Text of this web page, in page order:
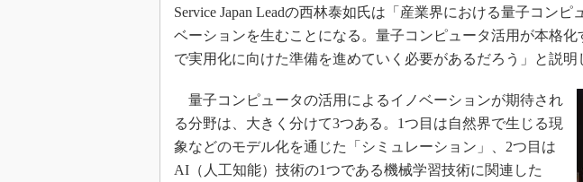
Service Japan Leadの西林泰如氏は「産業界における量子コンピ
ベーションを生むことになる。量子コンピュータ活用が本格
で実用化に向けた準備を進めていく必要があるだろう」と説明
量子コンピュータの活用によるイノベーションが期待され
る分野は、大きく分けて3つある。1つ目は自然界で生じる現
象などのモデル化を通じた「シミュレーション」、2つ目は
AI（人工知能）技術の1つである機械学習技術に関連した